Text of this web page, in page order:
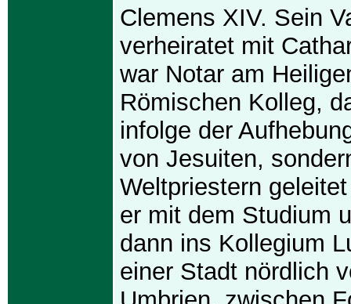
Clemens XIV. Sein
verheiratet mit
war Notar am
Römischen Kolleg,
infolge der
von Jesuiten,
Weltpriestern
er mit dem Studium
dann ins Kollegium
einer Stadt nördlich